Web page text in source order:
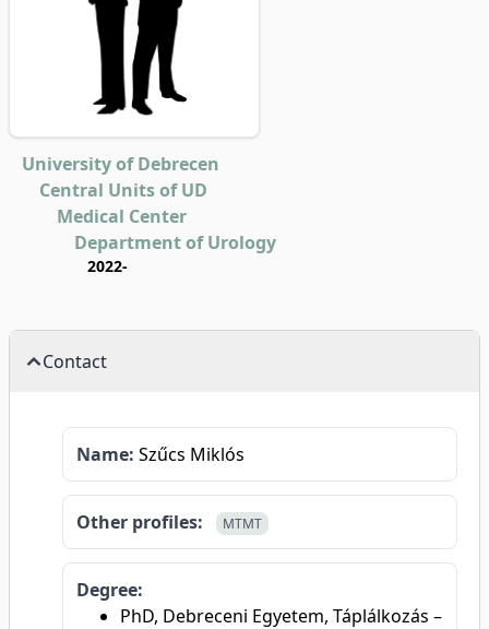
University of Debrecen
Central Units of UD
Medical Center
Department of Urology
2022-
Contact
Name: Szűcs Miklós
Other profiles: MTMT
Degree:
PhD, Debreceni Egyetem, Táplálkozás –